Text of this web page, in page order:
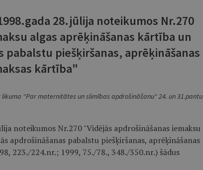
28.jūlija noteikumos Nr.270
algas aprēķināšanas kārtība un
pabalstu piešķiršanas, aprēķināšanas
kārtība"
"Par maternitātes un slimības apdrošināšanu" 24. un 31.pantu
noteikumos Nr.270 "Vidējās apdrošināšanas iemaksu
apdrošināšanas pabalstu piešķiršanas, aprēķināšanas
223./224.nr.; 1999, 75./78., 348./350.nr.) šādus